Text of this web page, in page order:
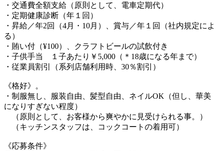
・交通費全額支給（原則として、電車定期代）
・定期健康診断（年１回）
・昇給／年2回（4月・10月）、賞与／年１回（社内規定によ
る）
・賄い付（¥100）、クラフトビールの試飲付き
・子供手当 １子あたり￥5,000（＊18歳になる年まで）
・従業員割引（系列店舗利用時、30％割引）
《格好》。
・制服無し、服装自由、髪型自由、ネイルOK（但し、華美
になりすぎない程度）
（原則として、お客様から爽やかに見受けられる事。）
（キッチンスタッフは、コックコートの着用可）
《応募条件》